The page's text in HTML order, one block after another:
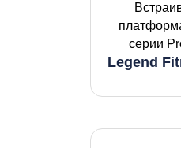
серии
Legend